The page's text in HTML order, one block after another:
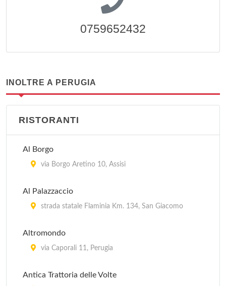
0759652432
INOLTRE A PERUGIA
RISTORANTI
Al Borgo
via Borgo Aretino 10, Assisi
Al Palazzaccio
strada statale Flaminia Km. 134, San Giacomo
Altromondo
via Caporali 11, Perugia
Antica Trattoria delle Volte